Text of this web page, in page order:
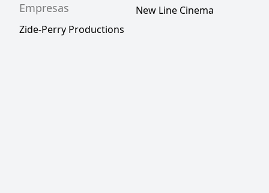
Empresas
New Line Cinema
Zide-Perry Productions